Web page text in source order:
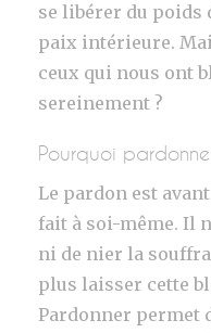
se libérer du poids
paix intérieure.
ceux qui nous ont
sereinement ?
Pourquoi
Le pardon est
fait à soi-même. Il
ni de nier la
plus laisser cette
Pardonner permet